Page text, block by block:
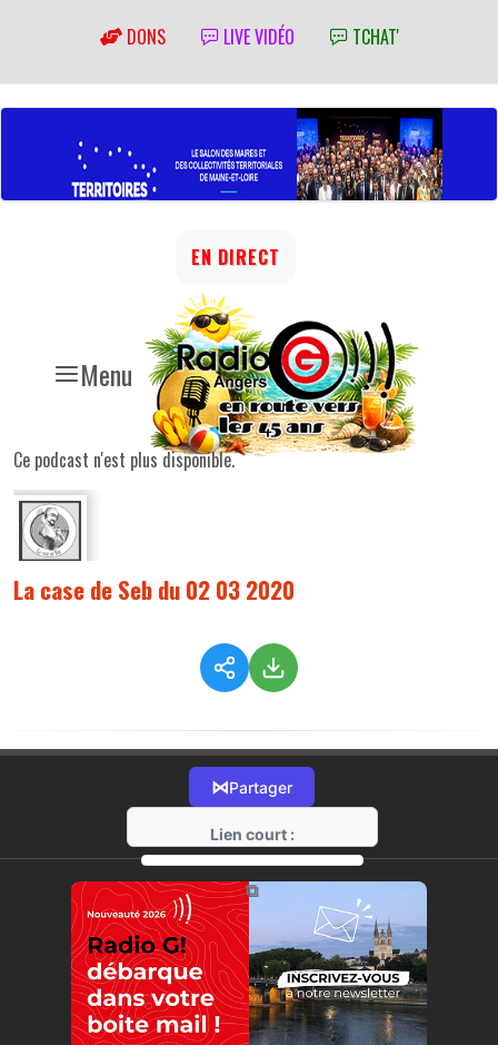
DONS LIVE VIDÉO TCHAT'
Menu
EN DIRECT
Ce podcast n'est plus disponible.
La case de Seb du 02 03 2020
⋈Partager
Lien court :
https://radio-g.fr?1640
⧉